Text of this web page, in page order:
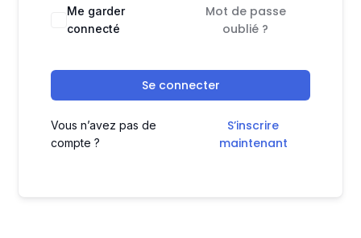
Me garder
connecté
Mot de passe
oublié ?
Se connecter
Vous n’avez pas de
compte ?
S’inscrire
maintenant